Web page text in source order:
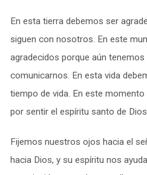
En esta tierra debemos ser
siguen con nosotros. En este
agradecidos porque aún tenemos
comunicarnos. En esta vida
tiempo de vida. En este
por sentir el espíritu santo de
Fijemos nuestros ojos hacia el
hacia Dios, y su espíritu nos